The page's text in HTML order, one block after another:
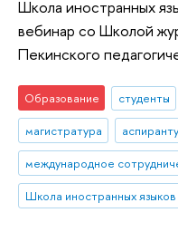
Школа иностранных
вебинар со Школой
Пекинского
Образование студенты
магистратура
международное
Школа иностранных языков